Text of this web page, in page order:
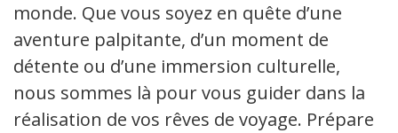
monde. Que vous soyez en quête d’une
aventure palpitante, d’un moment de
détente ou d’une immersion culturelle,
nous sommes là pour vous guider dans la
réalisation de vos rêves de voyage. Préparez